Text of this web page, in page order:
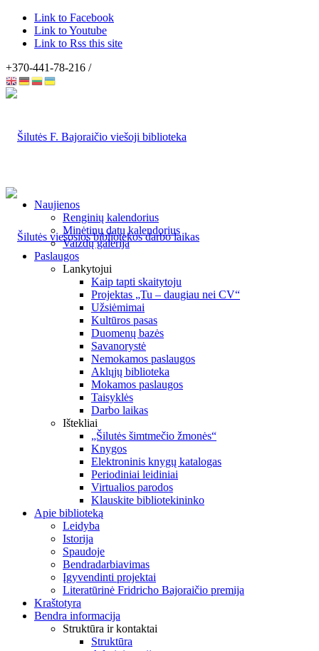
Link to Facebook
Link to Youtube
Link to Rss this site
+370-441-78-216 /
Naujienos
Renginių kalendorius
Minėtinų datų kalendorius
Vaizdų galerija
Paslaugos
Lankytojui
Kaip tapti skaitytoju
Projektas „Tu – daugiau nei CV“
Užsiėmimai
Kultūros pasas
Duomenų bazės
Savanorystė
Nemokamos paslaugos
Aklųjų biblioteka
Mokamos paslaugos
Taisyklės
Darbo laikas
Ištekliai
„Šilutės šimtmečio žmonės“
Knygos
Elektroninis knygų katalogas
Periodiniai leidiniai
Virtualios parodos
Klauskite bibliotekininko
Apie biblioteką
Leidyba
Istorija
Spaudoje
Bendradarbiavimas
Įgyvendinti projektai
Literatūrinė Fridricho Bajoraičio premija
Kraštotyra
Bendra informacija
Struktūra ir kontaktai
Struktūra